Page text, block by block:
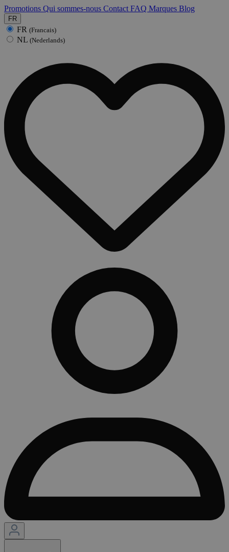
Promotions Qui sommes-nous Contact FAQ Marques Blog
FR
FR (Francais)
NL (Nederlands)